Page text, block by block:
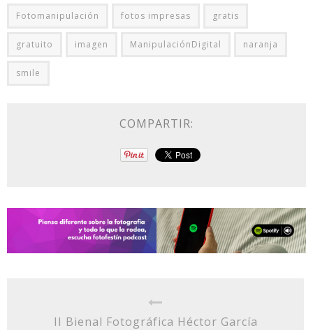
Fotomanipulación fotos impresas gratis
gratuito imagen ManipulaciónDigital naranja
smile
COMPARTIR:
II Bienal Fotográfica Héctor García